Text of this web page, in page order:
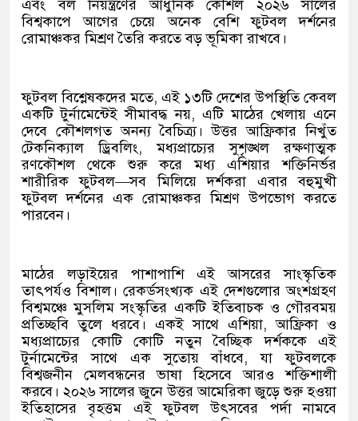
এবং বল নিয়ন্ত্রণের আধুনিক কৌশল ২০২৬ সালের
বিশ্বকাপে আগের চেয়ে অনেক বেশি ফুটবল দর্শনের
রোমাঞ্চকর মিশ্রণ তৈরি করতে বড় ভূমিকা রাখবে।
ফুটবল বিশ্লেষকদের মতে, এই ১৩টি দেশের উপস্থিতি কেবল
একটি টুর্নামেন্টেই সীমাবদ্ধ নয়, এটি মাঠের খেলায় এনে
দেবে কৌশলগত অনন্য বৈচিত্র্য। উত্তর আফ্রিকার নিখুঁত
টেকনিক্যাল ড্রিবলিং, মধ্যপ্রাচ্যের সুশৃঙ্খল রক্ষণাত্মক
রণকৌশল থেকে শুরু করে মধ্য এশিয়ার শক্তিনির্ভর
শারীরিক ফুটবল—সব মিলিয়ে দর্শকরা এবার বহুমুখী
ফুটবল দর্শনের এক রোমাঞ্চকর মিশ্রণ উপভোগ করতে
পারবেন।
মাঠের লড়াইয়ের পাশাপাশি এই আসরের সাংস্কৃতিক
তাৎপর্যও বিশাল। রেকর্ডসংখ্যক এই দেশগুলোর অংশগ্রহণ
বিশ্বমঞ্চে মুসলিম সংস্কৃতির একটি ইতিবাচক ও গৌরবময়
প্রতিচ্ছবি তুলে ধরবে। একই সাথে এশিয়া, আফ্রিকা ও
মধ্যপ্রাচ্যের কোটি কোটি নতুন বৈচ্ছিক দর্শককে এই
টুর্নামেন্টের সাথে এক সুতোয় বাঁধবে, যা ফুটবলকে
বিশ্বজনীন মেলবন্ধনের ভাষা হিসেবে আরও শক্তিশালী
করবে। ২০২৬ সালের জুনে উত্তর আমেরিকা জুড়ে শুরু হওয়া
ইতিহাসের বৃহত্তম এই ফুটবল উৎসবের পর্দা নামবে